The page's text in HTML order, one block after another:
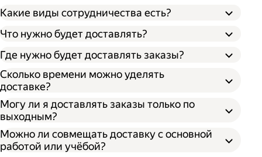
Какие виды сотрудничества есть?
Через парк;
Через парк как самозанятый;
Как самозанятый;
Что нужно будет доставлять?
Где нужно будет доставлять заказы?
Сколько времени можно уделять
доставке?
Могу ли я доставлять заказы только по
выходным?
Можно ли совмещать доставку с основной
работой или учёбой?